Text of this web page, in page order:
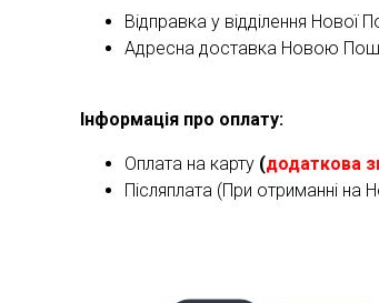
Відправка у відділення Нової
Адресна доставка Новою
Інформація про оплату:
Оплата на карту (додаткова
Післяплата (При отриманні на